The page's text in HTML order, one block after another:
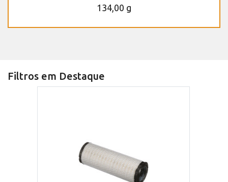
134,00 g
Filtros em Destaque